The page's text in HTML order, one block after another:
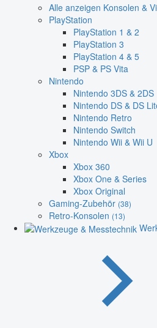
Alle anzeigen Konsolen &
PlayStation
PlayStation 1 & 2
PlayStation 3
PlayStation 4 & 5
PSP & PS Vita
Nintendo
Nintendo 3DS & 2DS
Nintendo DS & DS
Nintendo Retro
Nintendo Switch
Nintendo Wii & Wii U
Xbox
Xbox 360
Xbox One & Series
Xbox Original
Gaming-Zubehör (38)
Retro-Konsolen (13)